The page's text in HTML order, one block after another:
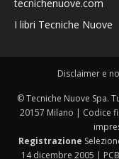
tecnichenuove.com
I libri Tecniche Nuove
Disclaimer e
© Tecniche Nuove Spa.
20157 Milano | Codice
Registrazione
14 dicembre 2005 |